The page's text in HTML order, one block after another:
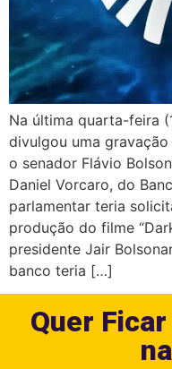
Na última quarta-feira
divulgou uma
o senador Flávio
Daniel Vorcaro, do
parlamentar teria
produção do filme
presidente Jair
banco teria […]
Quer